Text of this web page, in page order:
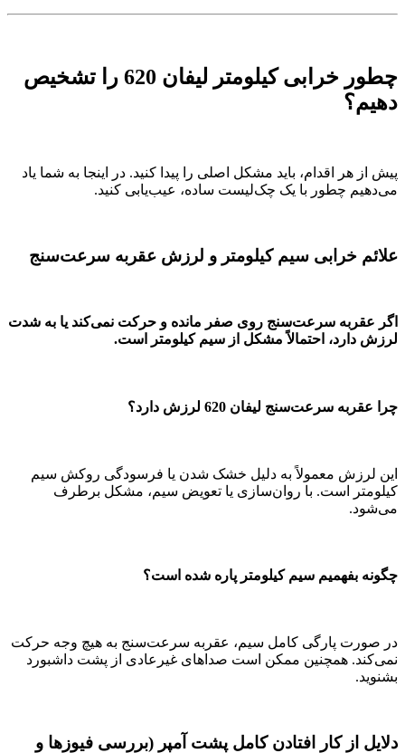
چطور خرابی کیلومتر لیفان 620 را تشخیص
دهیم؟
پیش از هر اقدام، باید مشکل اصلی را پیدا کنید. در اینجا به شما یاد
می‌دهیم چطور با یک چک‌لیست ساده، عیب‌یابی کنید.
علائم خرابی سیم کیلومتر و لرزش عقربه سرعت‌سنج
اگر عقربه سرعت‌سنج روی صفر مانده و حرکت نمی‌کند یا به شدت
لرزش دارد، احتمالاً مشکل از سیم کیلومتر است.
چرا عقربه سرعت‌سنج لیفان 620 لرزش دارد؟
این لرزش معمولاً به دلیل خشک شدن یا فرسودگی روکش سیم
کیلومتر است. با روان‌سازی یا تعویض سیم، مشکل برطرف
می‌شود.
چگونه بفهمیم سیم کیلومتر پاره شده است؟
در صورت پارگی کامل سیم، عقربه سرعت‌سنج به هیچ وجه حرکت
نمی‌کند. همچنین ممکن است صداهای غیرعادی از پشت داشبورد
بشنوید.
دلایل از کار افتادن کامل پشت آمپر (بررسی فیوزها و